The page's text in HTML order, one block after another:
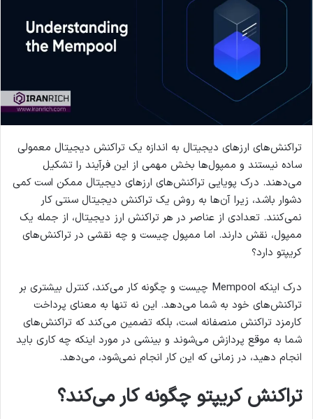
تراکنش‌های ارزهای دیجیتال به اندازه یک تراکنش دیجیتال معمولی
ساده نیستند و ممپول‌ها بخش مهمی از این فرآیند را تشکیل
می‌دهند. درک پویایی تراکنش‌های ارزهای دیجیتال ممکن است کمی
دشوار باشد، زیرا آن‌ها به روش یک تراکنش دیجیتال سنتی کار
نمی‌کنند. تعدادی از عناصر در هر تراکنش ارز دیجیتال، از جمله یک
ممپول، نقش دارند. اما ممپول چیست و چه نقشی در تراکنش‌های
کریپتو دارد؟
درک اینکه Mempool چیست و چگونه کار می‌کند، کنترل بیشتری بر
تراکنش‌های خود به شما می‌دهد. این نه تنها به معنای پرداخت
کارمزد تراکنش منصفانه است، بلکه تضمین می‌کند که تراکنش‌های
شما به موقع پردازش می‌شوند و بینشی در مورد اینکه چه کاری باید
انجام دهید، در زمانی که این کار انجام نمی‌شود، می‌دهد.
تراکنش کریپتو چگونه کار می‌کند؟